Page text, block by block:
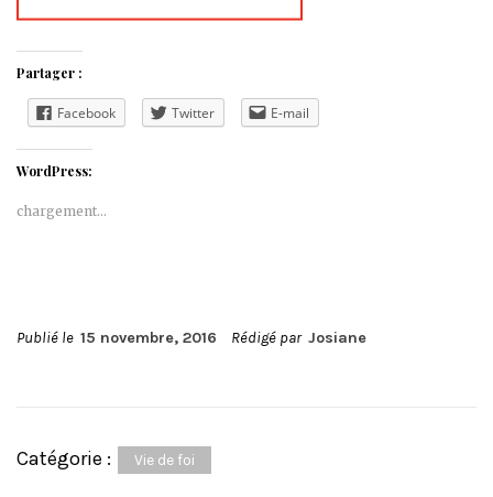
Partager :
Facebook Twitter E-mail
WordPress:
chargement…
Publié le 15 novembre, 2016 Rédigé par Josiane
Catégorie : Vie de foi